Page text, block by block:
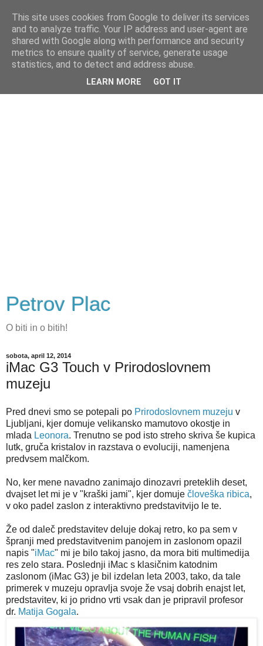
Petrov Plac
O biti in o bitih!
sobota, april 12, 2014
iMac G3 Touch v Prirodoslovnem
muzeju
Pred dnevi smo se potepali po Prirodoslovnem muzeju v
Ljubljani, kjer domuje velikansko mamutovo okostje in
mlada Leonora. Trenutno se pod isto streho skriva še kupica
lutk, gruča kristalov in razstava o evoluciji, namenjena
predvsem malčkom.
No, ker mene navadno zanimajo dinozavri preteklih deset,
dvajset let mi je v "kraški jami", kjer domuje človeška ribica,
v oko padel zaslon z interaktivno predstavitvijo le te.
Že od daleč predstavitev deluje dokaj retro, ko pa sem v
špranji med predstavitvenim panojem in zaslonom opazil
napis "iMac" mi je bilo takoj jasno, da mora biti multimedija
res zelo stara. Poslednji iMac s klasičnim katodnim
zaslonom (iMac G3) je bil izdelan leta 2003, tako, da tale
primerek v muzeju opravlja svoje že vsaj dobrih enajst let,
predstavitev, ki jo pridno vrti vsak dan je pripravil profesor
dr. Matija Gogala.
This site uses cookies from Google to deliver its services
and to analyze traffic. Your IP address and user-agent are
shared with Google along with performance and security
metrics to ensure quality of service, generate usage
statistics, and to detect and address abuse.
LEARN MORE GOT IT